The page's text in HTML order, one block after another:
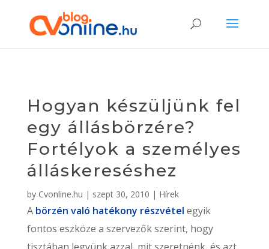
Hogyan készüljünk fel
egy állásbörzére?
Fortélyok a személyes
álláskereséshez
by Cvonline.hu | szept 30, 2010 | Hírek
A börzén való hatékony részvétel egyik
fontos eszköze a szervezők szerint, hogy